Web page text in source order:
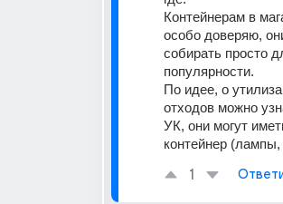
Контейнерам в
особо доверяю,
собирать просто
популярности.
По идее, о
отходов можно
УК, они могут
контейнер (лампы,
1